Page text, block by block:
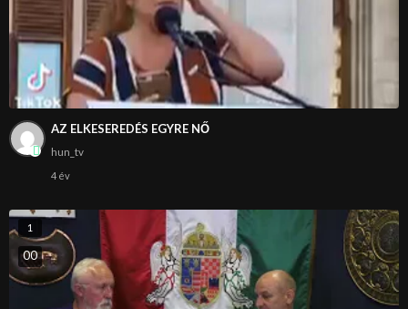
AZ ELKESEREDÉS EGYRE NŐ
hun_tv
4 év
1
00